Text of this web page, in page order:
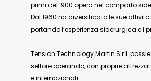
primi del ‘900 opera nel comparto
Dal 1960 ha diversificato le sue
portando l’esperienza siderurgica e i
Tension Technology Martin S.r.l.
settore operando, con proprie
e internazionali.